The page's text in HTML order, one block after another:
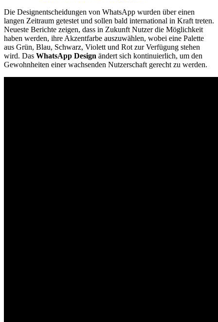
Die Designentscheidungen von WhatsApp wurden über einen
langen Zeitraum getestet und sollen bald international in Kraft treten.
Neueste Berichte zeigen, dass in Zukunft Nutzer die Möglichkeit
haben werden, ihre Akzentfarbe auszuwählen, wobei eine Palette
aus Grün, Blau, Schwarz, Violett und Rot zur Verfügung stehen
wird. Das WhatsApp Design ändert sich kontinuierlich, um den
Gewohnheiten einer wachsenden Nutzerschaft gerecht zu werden.